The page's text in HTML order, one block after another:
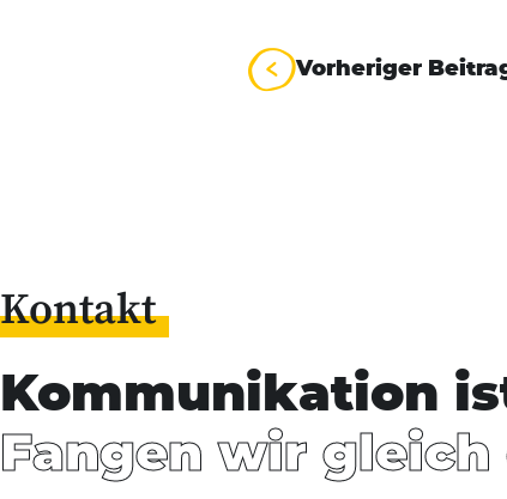
Vorheriger
Kontakt
Kommunikation
Fangen wir